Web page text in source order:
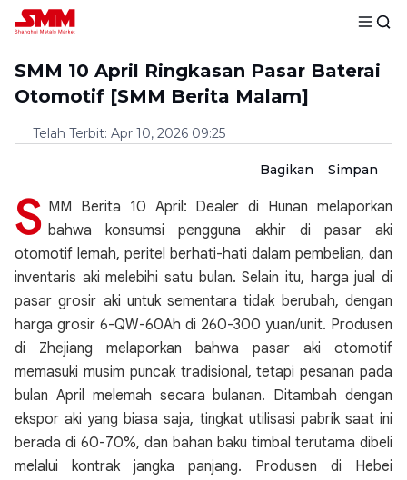
SMM 10 April Ringkasan Pasar Baterai
Otomotif [SMM Berita Malam]
Telah Terbit: Apr 10, 2026 09:25
Bagikan Simpan
S MM Berita 10 April: Dealer di Hunan melaporkan
bahwa konsumsi pengguna akhir di pasar aki
otomotif lemah, peritel berhati-hati dalam pembelian, dan
inventaris aki melebihi satu bulan. Selain itu, harga jual di
pasar grosir aki untuk sementara tidak berubah, dengan
harga grosir 6-QW-60Ah di 260-300 yuan/unit. Produsen
di Zhejiang melaporkan bahwa pasar aki otomotif
memasuki musim puncak tradisional, tetapi pesanan pada
bulan April melemah secara bulanan. Ditambah dengan
ekspor aki yang biasa saja, tingkat utilisasi pabrik saat ini
berada di 60-70%, dan bahan baku timbal terutama dibeli
melalui kontrak jangka panjang. Produsen di Hebei